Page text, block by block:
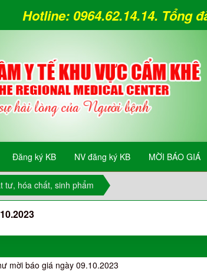
Đăng ký KB NV đăng ký KB MỜI BÁO GIÁ
Hotline: 0964.62.14.14. Tổng
tư, hóa chất, sinh phẩm
mời báo giá ngày 09.10.2023